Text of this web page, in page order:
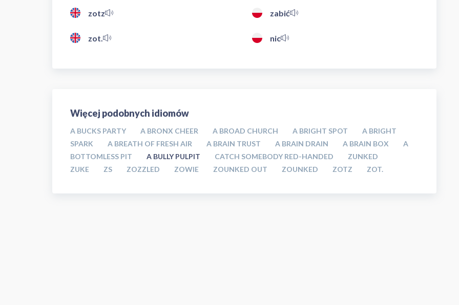
zotz zabić
zot. nic
Więcej podobnych idiomów
A BUCKS PARTY A BRONX CHEER A BROAD CHURCH A BRIGHT SPOT
A BRIGHT
SPARK
A BREATH OF FRESH AIR A BRAIN TRUST A BRAIN DRAIN A BRAIN BOX
A
BOTTOMLESS PIT
A BULLY PULPIT CATCH SOMEBODY RED-HANDED
ZUNKED
ZUKE
ZS ZOZZLED ZOWIE ZOUNKED OUT ZOUNKED ZOTZ ZOT.